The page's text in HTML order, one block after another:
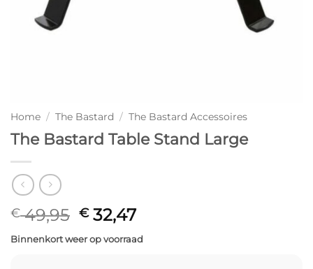
Home / The Bastard / The Bastard Accessoires
The Bastard Table Stand Large
€49,95 Oorspronkelijke
was:
€32,47Huidige
prijs
is:
Binnenkort weer op voorraad